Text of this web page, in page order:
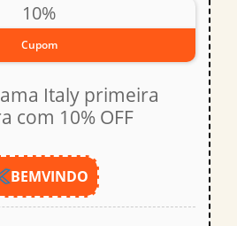
10%
Cupom
Italy primeira
com 10% OFF
BEMVINDO